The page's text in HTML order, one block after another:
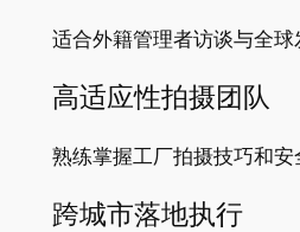
适合外籍管理者访谈与全球
高适应性拍摄团队
熟练掌握工厂拍摄技巧和安
跨城市落地执行